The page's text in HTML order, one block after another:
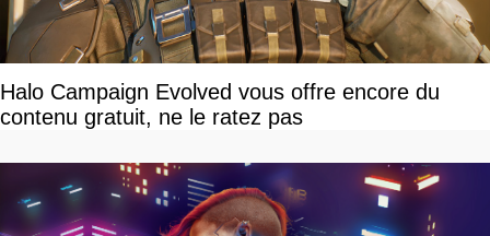
Halo Campaign Evolved vous offre encore du
contenu gratuit, ne le ratez pas